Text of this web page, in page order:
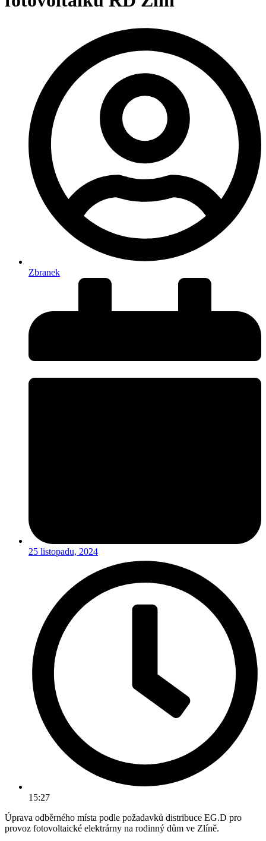
Zbranek
25 listopadu, 2024
15:27
Úprava odběrného místa podle požadavků distribuce EG.D pro
provoz fotovoltaické elektrárny na rodinný dům ve Zlíně.